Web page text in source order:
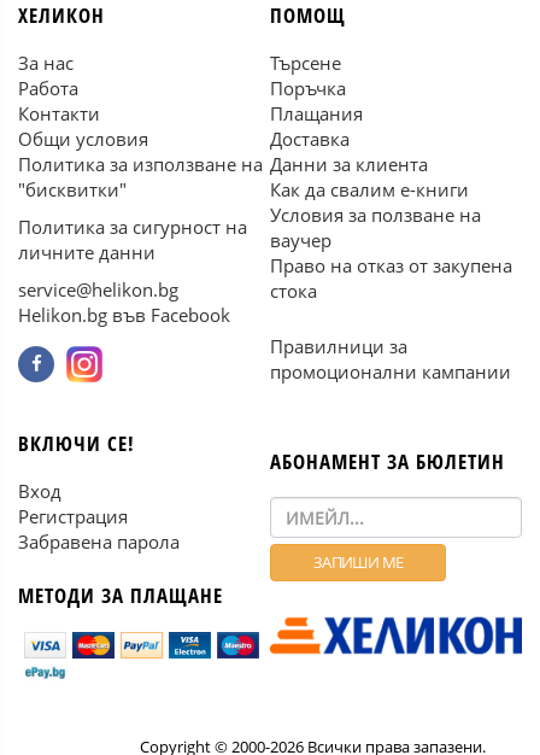
ХЕЛИКОН
За нас
Работа
Контакти
Общи условия
Политика за използване на
"бисквитки"
Политика за сигурност на
личните данни
service@helikon.bg
Helikon.bg във Facebook
ПОМОЩ
Търсене
Поръчка
Плащания
Доставка
Данни за клиента
Как да свалим е-книги
Условия за ползване на
ваучер
Право на отказ от закупена
стока
Правилници за
промоционални кампании
ВКЛЮЧИ СЕ!
Вход
Регистрация
Забравена парола
МЕТОДИ ЗА ПЛАЩАНЕ
АБОНАМЕНТ ЗА БЮЛЕТИН
Copyright © 2000-2026 Всички права запазени.